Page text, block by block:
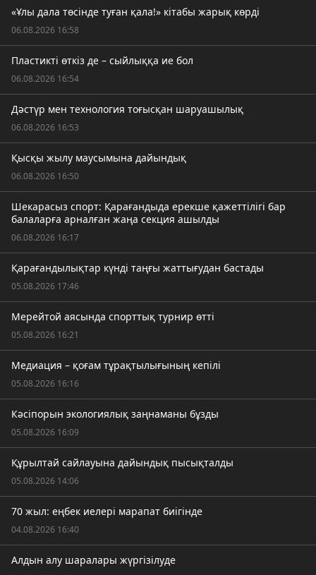
«Ұлы дала төсінде туған қала!» кітабы жарық көрді
06.08.2026 16:58
Пластикті өткіз де – сыйлыққа ие бол
06.08.2026 16:54
Дәстүр мен технология тоғысқан шаруашылық
06.08.2026 16:53
Қысқы жылу маусымына дайындық
06.08.2026 16:50
Шекарасыз спорт: Қарағандыда ерекше қажеттілігі бар
балаларға арналған жаңа секция ашылды
06.08.2026 16:17
Қарағандылықтар күнді таңғы жаттығудан бастады
05.08.2026 17:46
Мерейтой аясында спорттық турнир өтті
05.08.2026 16:21
Медиация – қоғам тұрақтылығының кепілі
05.08.2026 16:16
Кәсіпорын экологиялық заңнаманы бұзды
05.08.2026 16:09
Құрылтай сайлауына дайындық пысықталды
05.08.2026 14:06
70 жыл: еңбек иелері марапат биігінде
04.08.2026 16:40
Алдын алу шаралары жүргізілуде